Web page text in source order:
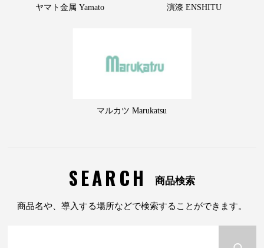
ヤマト金属 Yamato 演漆 ENSHITU
マルカツ Marukatsu
SEARCH 商品検索
商品名や、導入する場所などで検索することができます。